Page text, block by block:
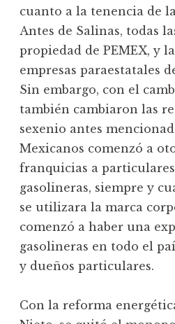
cuanto a la tenencia de
Antes de Salinas, todas
propiedad de PEMEX, y
empresas paraestatales
Sin embargo, con el
también cambiaron las
sexenio antes
Mexicanos comenzó a
franquicias a
gasolineras, siempre y
se utilizara la marca
comenzó a haber una
gasolineras en todo el
y dueños particulares.
Con la reforma